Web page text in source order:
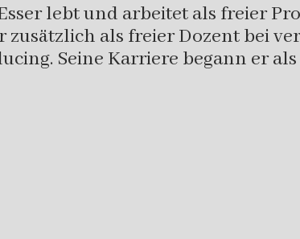
lebt und arbeitet als freier
zusätzlich als freier Dozent bei
Seine Karriere begann er